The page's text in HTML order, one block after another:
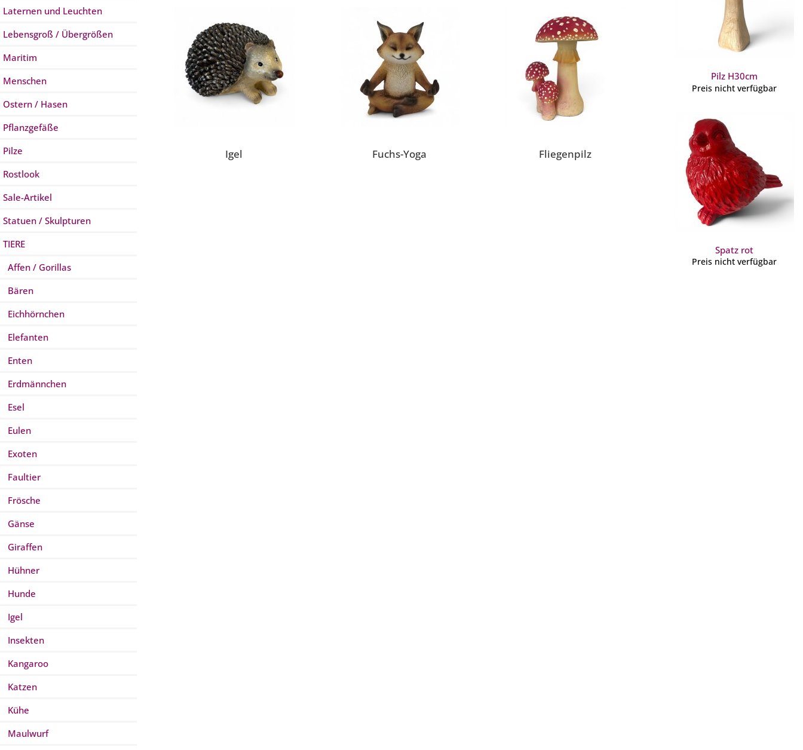
Laternen und Leuchten
Lebensgroß / Übergrößen
Maritim
Menschen
Ostern / Hasen
Pflanzgefäße
Pilze
Rostlook
Sale-Artikel
Statuen / Skulpturen
TIERE
Affen / Gorillas
Bären
Eichhörnchen
Elefanten
Enten
Erdmännchen
Esel
Eulen
Exoten
Faultier
Frösche
Gänse
Giraffen
Hühner
Hunde
Igel
Insekten
Kangaroo
Katzen
Kühe
Maulwurf
Igel Fuchs-Yoga Fliegenpilz
Pilz H30cm
Preis nicht verfügbar
Spatz rot
Preis nicht verfügbar